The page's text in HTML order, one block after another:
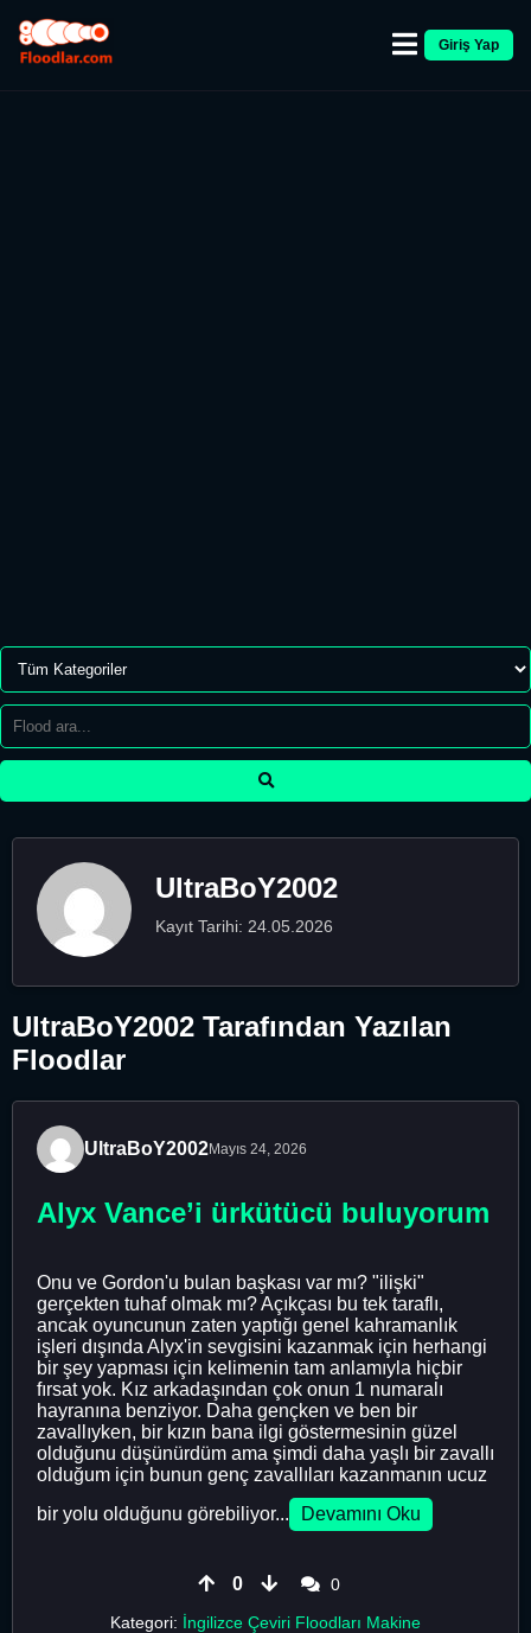
Giriş Yap
UltraBoY2002
Kayıt Tarihi: 24.05.2026
UltraBoY2002 Tarafından Yazılan
Floodlar
UltraBoY2002Mayıs 24, 2026
Alyx Vance’i ürkütücü buluyorum
Onu ve Gordon'u bulan başkası var mı? "ilişki"
gerçekten tuhaf olmak mı? Açıkçası bu tek taraflı,
ancak oyuncunun zaten yaptığı genel kahramanlık
işleri dışında Alyx'in sevgisini kazanmak için herhangi
bir şey yapması için kelimenin tam anlamıyla hiçbir
fırsat yok. Kız arkadaşından çok onun 1 numaralı
hayranına benziyor. Daha gençken ve ben bir
zavallıyken, bir kızın bana ilgi göstermesinin güzel
olduğunu düşünürdüm ama şimdi daha yaşlı bir zavallı
olduğum için bunun genç zavallıları kazanmanın ucuz
bir yolu olduğunu görebiliyor...
Devamını Oku
0
0
Kategori: İngilizce Çeviri Floodları Makine